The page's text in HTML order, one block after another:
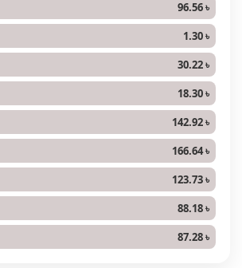
96.56 ৳
1.30 ৳
30.22 ৳
18.30 ৳
142.92 ৳
166.64 ৳
123.73 ৳
88.18 ৳
87.28 ৳